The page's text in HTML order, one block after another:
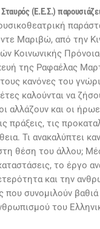
(Ε.Ε.Σ.)
Μαριβώ, από την
Κοινωνικής
της Ραφαέλας
κανόνες του
καλούνται να
αλλάζουν και οι
πράξεις, τις
Τι ανακαλύπτει
θέση του άλλου;
το έργο
και την
που συνομιλούν
του